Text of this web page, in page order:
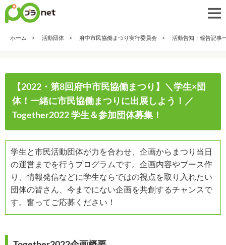
ホーム 活動団体 府中市民協働まつり実行委員会 活動告知・報告記事
【2022・第8回府中市民協働まつり】＼学生×団
体！一緒に市民協働まつりに出展しよう！／
Together2022 学生＆参加団体募集！
学生と市民活動団体が力を合わせ、企画からまつり当日
の運営までを行うプログラムです。企画内容やブース作
り、情報発信などに学生ならではの視点を取り入れたい
団体の皆さん、今までにない企画を共創するチャンスで
す。奮ってご応募ください！